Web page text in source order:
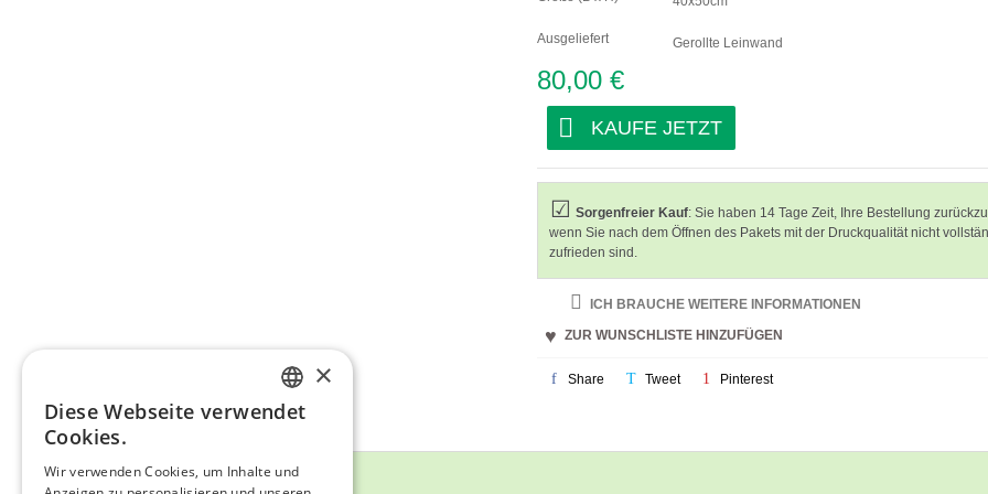
Ausgeliefert Gerollte Leinwand
80,00 €
KAUFE JETZT
Sorgenfreier Kauf: Sie haben 14 Tage Zeit, Ihre Bestellung
wenn Sie nach dem Öffnen des Pakets mit der Druckqualität nicht
zufrieden sind.
ICH BRAUCHE WEITERE INFORMATIONEN
ZUR WUNSCHLISTE HINZUFÜGEN
Share Tweet Pinterest
Bildbeschreibung
ENGLISH
×
Diese Webseite verwendet
Cookies.
Wir verwenden Cookies, um Inhalte und